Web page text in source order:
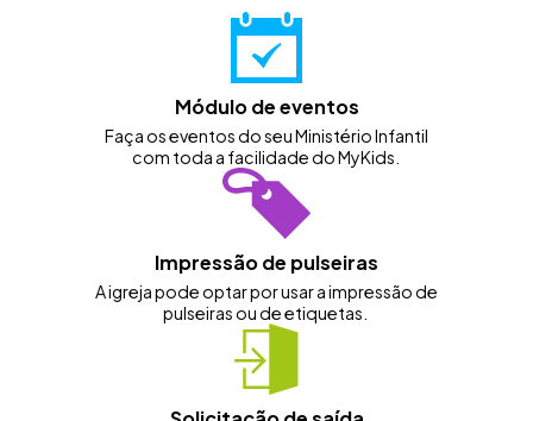
Módulo de eventos
Faça os eventos do seu Ministério Infantil
com toda a facilidade do MyKids.
Impressão de pulseiras
A igreja pode optar por usar a impressão de
pulseiras ou de etiquetas.